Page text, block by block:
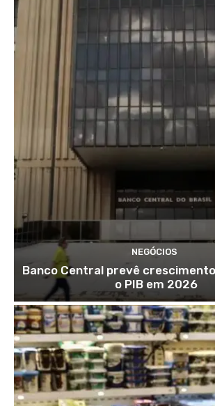
NEGÓCIOS
Banco Central prevê crescimento
o PIB em 2026